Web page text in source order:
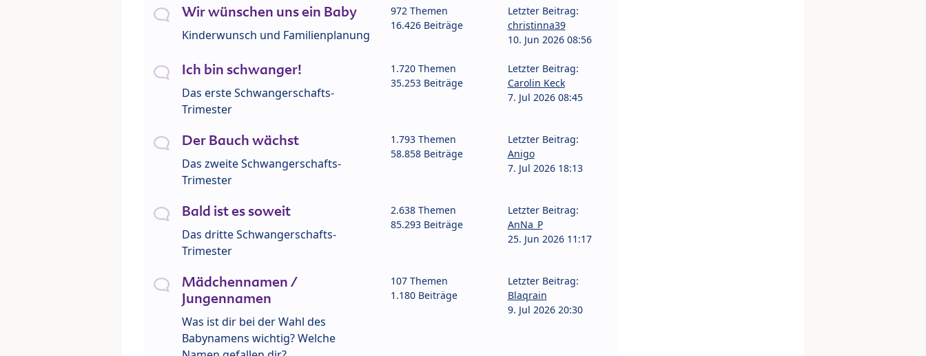
Wir wünschen uns ein Baby
Kinderwunsch und Familienplanung
972 Themen
16.426 Beiträge
Letzter Beitrag:
christinna39
10. Jun 2026 08:56
Ich bin schwanger!
Das erste Schwangerschafts-
Trimester
1.720 Themen
35.253 Beiträge
Letzter Beitrag:
Carolin Keck
7. Jul 2026 08:45
Der Bauch wächst
Das zweite Schwangerschafts-
Trimester
1.793 Themen
58.858 Beiträge
Letzter Beitrag:
Anigo
7. Jul 2026 18:13
Bald ist es soweit
Das dritte Schwangerschafts-
Trimester
2.638 Themen
85.293 Beiträge
Letzter Beitrag:
AnNa_P
25. Jun 2026 11:17
Mädchennamen /
Jungennamen
Was ist dir bei der Wahl des
Babynamens wichtig? Welche
107 Themen
1.180 Beiträge
Letzter Beitrag:
Blaqrain
9. Jul 2026 20:30